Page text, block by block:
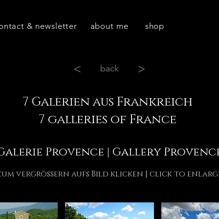
& newsletter about me shop
< back >
7 Galerien aus Frankreich
7 galleries of France
Provence | Gallery
vergrössern aufs Bild klicken | click to